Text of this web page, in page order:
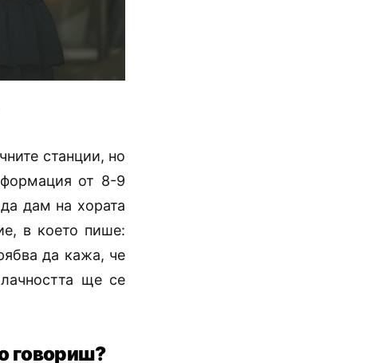
станции, но
от 8-9
дам на хората
в което пише:
да кажа, че
ще се
говориш?